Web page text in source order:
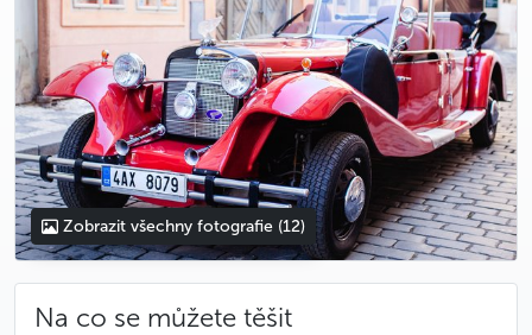
Zobrazit všechny fotografie (12)
Na co se můžete těšit